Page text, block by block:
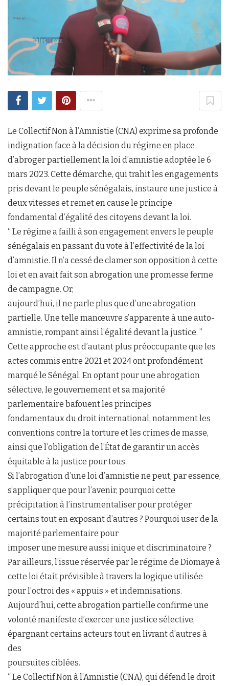
Le Collectif Non à l’Amnistie (CNA) exprime sa profonde
indignation face à la décision du régime en place
d’abroger partiellement la loi d’amnistie adoptée le 6
mars 2023. Cette démarche, qui trahit les engagements
pris devant le peuple sénégalais, instaure une justice à
deux vitesses et remet en cause le principe
fondamental d’égalité des citoyens devant la loi.
“ Le régime a failli à son engagement envers le peuple
sénégalais en passant du vote à l’effectivité de la loi
d’amnistie. Il n’a cessé de clamer son opposition à cette
loi et en avait fait son abrogation une promesse ferme
de campagne. Or,
aujourd’hui, il ne parle plus que d’une abrogation
partielle. Une telle manœuvre s’apparente à une auto-
amnistie, rompant ainsi l’égalité devant la justice. ”
Cette approche est d’autant plus préoccupante que les
actes commis entre 2021 et 2024 ont profondément
marqué le Sénégal. En optant pour une abrogation
sélective, le gouvernement et sa majorité
parlementaire bafouent les principes
fondamentaux du droit international, notamment les
conventions contre la torture et les crimes de masse,
ainsi que l’obligation de l’État de garantir un accès
équitable à la justice pour tous.
Si l’abrogation d’une loi d’amnistie ne peut, par essence,
s’appliquer que pour l’avenir, pourquoi cette
précipitation à l’instrumentaliser pour protéger
certains tout en exposant d’autres ? Pourquoi user de la
majorité parlementaire pour
imposer une mesure aussi inique et discriminatoire ?
Par ailleurs, l’issue réservée par le régime de Diomaye à
cette loi était prévisible à travers la logique utilisée
pour l’octroi des « appuis » et indemnisations.
Aujourd’hui, cette abrogation partielle confirme une
volonté manifeste d’exercer une justice sélective,
épargnant certains acteurs tout en livrant d’autres à
des
poursuites ciblées.
“ Le Collectif Non à l’Amnistie (CNA), qui défend le droit